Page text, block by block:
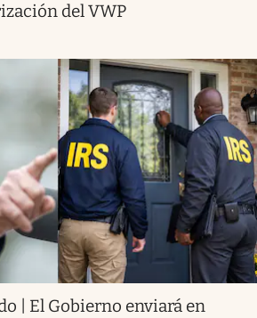
del VWP
| El Gobierno enviará en